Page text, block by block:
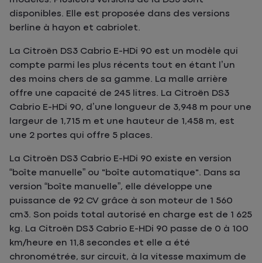
disponibles. Elle est proposée dans des versions
berline à hayon et cabriolet.
La Citroën DS3 Cabrio E-HDi 90 est un modèle qui
compte parmi les plus récents tout en étant l’un
des moins chers de sa gamme. La malle arrière
offre une capacité de 245 litres. La Citroën DS3
Cabrio E-HDi 90, d’une longueur de 3,948 m pour une
largeur de 1,715 m et une hauteur de 1,458 m, est
une 2 portes qui offre 5 places.
La Citroën DS3 Cabrio E-HDi 90 existe en version
“boîte manuelle” ou "boîte automatique". Dans sa
version “boîte manuelle”, elle développe une
puissance de 92 CV grâce à son moteur de 1 560
cm3. Son poids total autorisé en charge est de 1 625
kg. La Citroën DS3 Cabrio E-HDi 90 passe de 0 à 100
km/heure en 11,8 secondes et elle a été
chronométrée, sur circuit, à la vitesse maximum de